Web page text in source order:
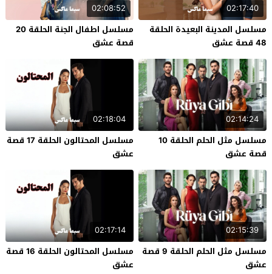
02:17:40
مسلسل المدينة البعيدة الحلقة
48 قصة عشق
02:08:52
مسلسل اطفال الجنة الحلقة 20
قصة عشق
02:14:24
مسلسل مثل الحلم الحلقة 10
قصة عشق
02:18:04
مسلسل المحتالون الحلقة 17 قصة
عشق
02:15:39
مسلسل مثل الحلم الحلقة 9 قصة
عشق
02:17:14
مسلسل المحتالون الحلقة 16 قصة
عشق